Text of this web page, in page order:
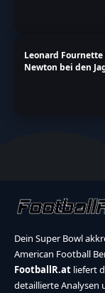
Leonard
Newton bei den
Dein Super Bowl
American Football
FootballR.at liefert
detaillierte Analysen